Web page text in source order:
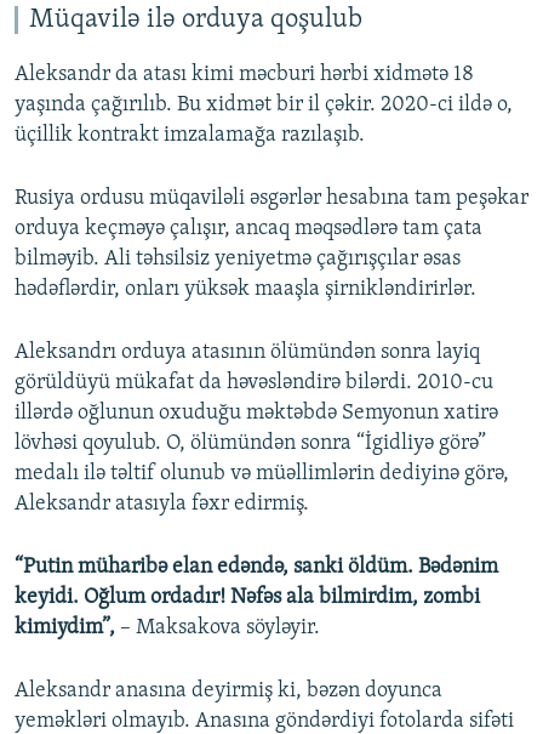
Müqavilə ilə orduya qoşulub
Aleksandr da atası kimi məcburi hərbi xidmətə 18
yaşında çağırılıb. Bu xidmət bir il çəkir. 2020-ci ildə o,
üçillik kontrakt imzalamağa razılaşıb.
Rusiya ordusu müqaviləli əsgərlər hesabına tam peşəkar
orduya keçməyə çalışır, ancaq məqsədlərə tam çata
bilməyib. Ali təhsilsiz yeniyetmə çağırışçılar əsas
hədəflərdir, onları yüksək maaşla şirnikləndirirlər.
Aleksandrı orduya atasının ölümündən sonra layiq
görüldüyü mükafat da həvəsləndirə bilərdi. 2010-cu
illərdə oğlunun oxuduğu məktəbdə Semyonun xatirə
lövhəsi qoyulub. O, ölümündən sonra “İgidliyə görə”
medalı ilə təltif olunub və müəllimlərin dediyinə görə,
Aleksandr atasıyla fəxr edirmiş.
“Putin müharibə elan edəndə, sanki öldüm. Bədənim
keyidi. Oğlum ordadır! Nəfəs ala bilmirdim, zombi
kimiydim”, – Maksakova söyləyir.
Aleksandr anasına deyirmiş ki, bəzən doyunca
yeməkləri olmayıb. Anasına göndərdiyi fotolarda sifəti